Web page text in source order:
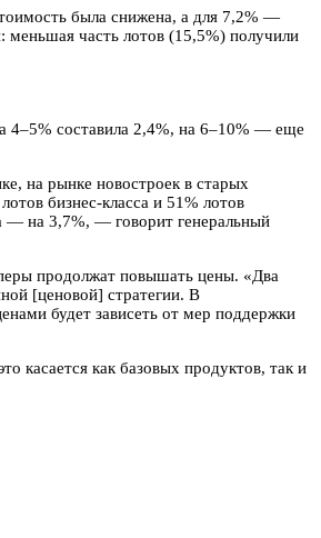
была снижена, а для 7,2% —
меньшая часть лотов (15,5%) получили
4–5% составила 2,4%, на 6–10% — еще
на рынке новостроек в старых
бизнес-класса и 51% лотов
— на 3,7%, — говорит генеральный
продолжат повышать цены. «Два
[ценовой] стратегии. В
будет зависеть от мер поддержки
касается как базовых продуктов, так и